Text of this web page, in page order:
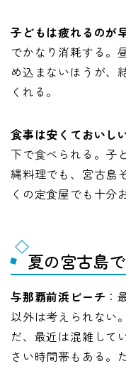
子どもは疲れるのが
でかなり消耗する。
め込まないほうが、
くれる。
食事は安くておいしい
下で食べられる。子
縄料理でも、宮古島
くの定食屋でも十分
夏の宮古島
与那覇前浜ビーチ ：
以外は考えられない
だ、最近は混雑して
さい時間帯もある。